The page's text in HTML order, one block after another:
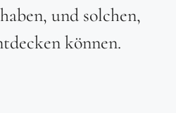
und solchen,
können.